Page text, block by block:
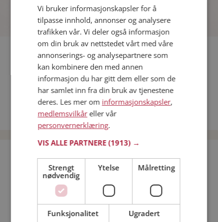
Fler single
Flere singlekvinner fra Trondheim:Irenes,UMM,Vilje
Menn fra Trondheim
Date kvinner i Norge
Date menn i Norge
Bli medlem gratis!
Jeg er en: Mann Kvinne
Min alder:
Vi bruker informasjonskapsler for å
tilpasse innhold, annonser og analysere
trafikken vår. Vi deler også informasjon
om din bruk av nettstedet vårt med våre
annonserings- og analysepartnere som
kan kombinere den med annen
informasjon du har gitt dem eller som de
har samlet inn fra din bruk av tjenestene
deres. Les mer om informasjonskapsler,
medlemsvilkåreller vår
personvernerklæring.
VIS ALLE PARTNERE(1913) →
Strengt
nødvendig
Ytelse Målretting
Funksjonalitet Ugradert